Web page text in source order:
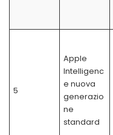
5
Apple
Intelligenc
e nuova
generazio
ne
standard